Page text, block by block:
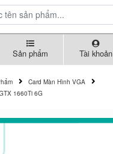
Sản phẩm Tài khoản
Card Màn Hình VGA
1660Ti 6G